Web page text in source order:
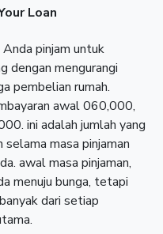
Loan
pinjam untuk
dengan mengurangi
pembelian rumah.
awal 060,000,
ini adalah jumlah yang
masa pinjaman
awal masa pinjaman,
menuju bunga, tetapi
dari setiap